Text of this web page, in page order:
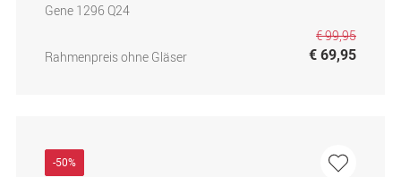
Gene 1296 Q24
Rahmenpreis ohne Gläser
€ 99,95
€ 69,95
-50%